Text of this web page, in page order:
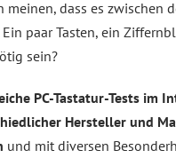
dass es zwischen
paar Tasten, ein
sein?
PC-Tastatur-Tests im
Hersteller und
und mit diversen